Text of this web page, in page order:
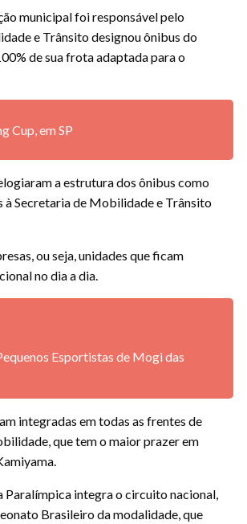
municipal foi responsável pelo
e Trânsito designou ônibus do
de sua frota adaptada para o
Cup, em SP
a estrutura dos ônibus como
à Secretaria de Mobilidade e Trânsito
ou seja, unidades que ficam
no dia a dia.
Esportistas de Mogi das
integradas em todas as frentes de
que tem o maior prazer em
Paralímpica integra o circuito nacional,
Brasileiro da modalidade, que